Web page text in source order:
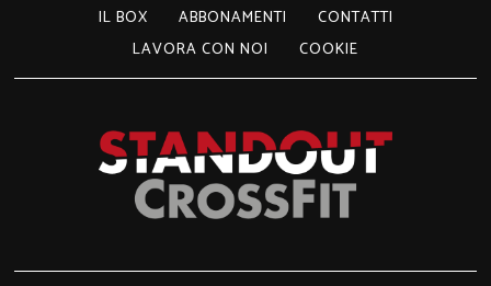
IL BOX ABBONAMENTI
CONTATTI
LAVORA CON NOI
COOKIE